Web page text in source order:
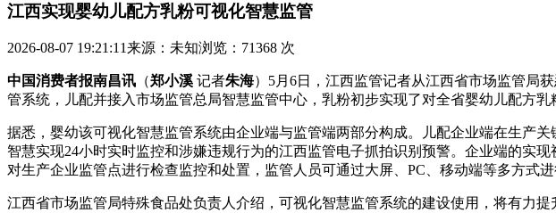
江西实现婴幼儿配方乳粉可视化智慧监管
2026-08-07 19:21:11来源：未知浏览：71368 次
中国消费者报南昌讯 （郑小溪 记者朱海）5月6日，江西监管记者从江西省市场监管局
管系统，儿配并接入市场监管总局智慧监管中心，乳粉初步实现了对全省婴幼儿配方
据悉，婴幼该可视化智慧监管系统由企业端与监管端两部分构成。儿配企业端在生产
智慧实现24小时实时监控和涉嫌违规行为的江西监管电子抓拍识别预警。企业端的实
对生产企业监管点进行检查监控和处置，监管人员可通过大屏、PC、移动端等多方式
江西省市场监管局特殊食品处负责人介绍，可视化智慧监管系统的建设使用，将有力